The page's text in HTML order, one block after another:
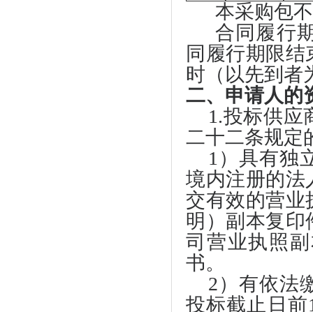
本采购包
合同履行
同履行期限
时（以先到者
二、申请人的
1.投标供应
二十二条规定
1）具有独
境内注册的法
交有效的营业
明）副本复印
司营业执照
书。
2）有依法
投标截止日